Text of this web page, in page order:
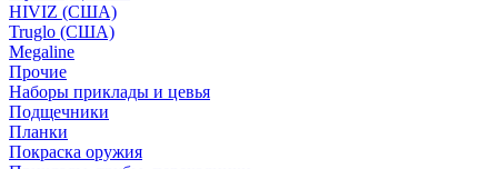
HIVIZ (США)
Truglo (США)
Megaline
Прочие
Наборы приклады и цевья
Подщечники
Планки
Покраска оружия